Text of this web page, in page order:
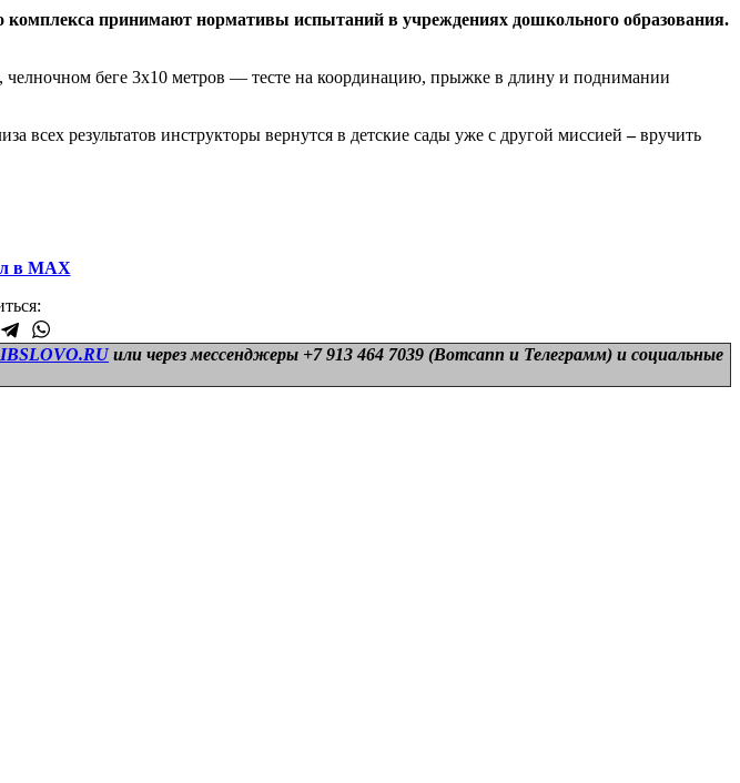
комплекса принимают нормативы испытаний в учреждениях дошкольного образования.
челночном беге 3х10 метров — тесте на координацию, прыжке в длину и поднимании
всех результатов инструкторы вернутся в детские сады уже с другой миссией–вручить
в МАХ
или через мессенджеры +7 913 464 7039 (Вотсапп и Телеграмм) и социальные